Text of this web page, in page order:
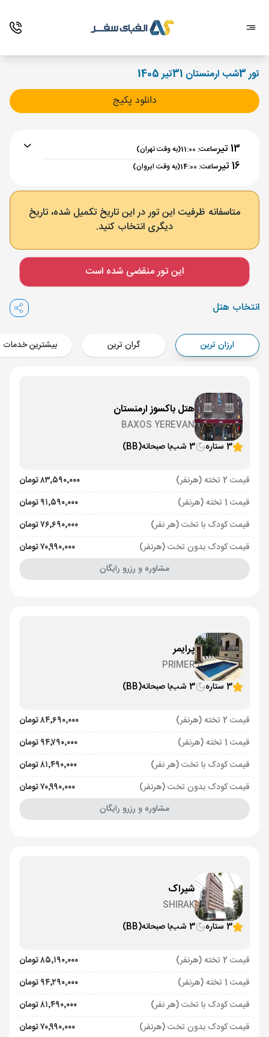
تور 3شب ارمنستان 31تیر 1405
دانلود پکیج
13 تیر ساعت: 11:00 (به وقت تهران)
16 تیر ساعت: 14:00 (به وقت ایروان)
برنامه رفت :
فرودگاه بین‌المللی امام خمینی IKA
ایروان , فرودگاه بین‌المللی زوارتنوتس EVN
مدت پرواز :02:00
تهران , فرودگاه بین‌المللی امام خمینی IKA
متاسفانه ظرفیت این تور در این تاریخ تکمیل شده، تاریخ
دیگری انتخاب کنید.
این تور منقضی شده است
انتخاب هتل
ارزان ترین گران ترین بیشترین خدمات
هتل باکسوز ارمنستان
BAXOS YEREVAN
3 ستاره
3 شب با صبحانه(BB)
قیمت 2 تخته (هرنفر)
۸۳٬۵۹۰٬۰۰۰ تومان
قیمت 1 تخته (هرنفر)
۹۱٬۵۹۰٬۰۰۰ تومان
قیمت کودک با تخت (هر نفر)
۷۶٬۶۹۰٬۰۰۰ تومان
قیمت کودک بدون تخت (هرنفر)
۷۰٬۹۹۰٬۰۰۰ تومان
مشاوره و رزرو رایگان
پرایمر
PRIMER
3 ستاره
3 شب با صبحانه(BB)
قیمت 2 تخته (هرنفر)
۸۴٬۶۹۰٬۰۰۰ تومان
قیمت 1 تخته (هرنفر)
۹۴٬۷۹۰٬۰۰۰ تومان
قیمت کودک با تخت (هر نفر)
۸۱٬۴۹۰٬۰۰۰ تومان
قیمت کودک بدون تخت (هرنفر)
۷۰٬۹۹۰٬۰۰۰ تومان
مشاوره و رزرو رایگان
شیراک
SHIRAK
3 ستاره
3 شب با صبحانه(BB)
قیمت 2 تخته (هرنفر)
۸۵٬۱۹۰٬۰۰۰ تومان
قیمت 1 تخته (هرنفر)
۹۴٬۲۹۰٬۰۰۰ تومان
قیمت کودک با تخت (هر نفر)
۸۱٬۴۹۰٬۰۰۰ تومان
قیمت کودک بدون تخت (هرنفر)
۷۰٬۹۹۰٬۰۰۰ تومان